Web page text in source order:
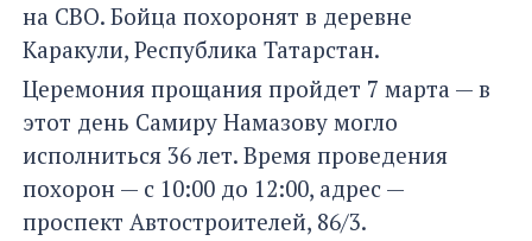
на СВО. Бойца похоронят в деревне
Каракули, Республика Татарстан.
Церемония прощания пройдет 7 марта — в
этот день Самиру Намазову могло
исполниться 36 лет. Время проведения
похорон — с 10:00 до 12:00, адрес —
проспект Автостроителей, 86/3.